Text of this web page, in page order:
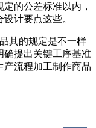
的公差标准以内，
计要点这些。
其的规定是不一样
确提出关键工序基准
产流程加工制作商品